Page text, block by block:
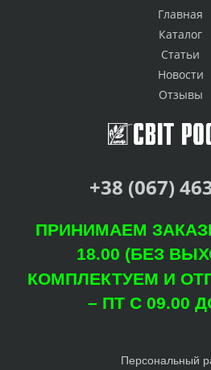
Главная
Каталог
Статьи
Новости
Отзывы
+38 (067)
ПРИНИМАЕМ
18.00 (БЕЗ
КОМПЛЕКТУЕМ И
– ПТ С 09.00
Персональный